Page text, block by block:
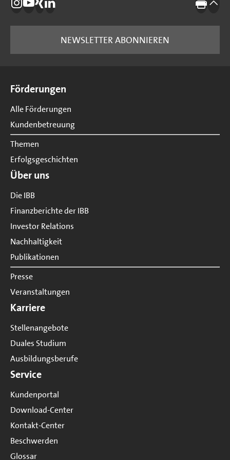
Die IBB auf Instagram
Die IBB auf YouTube
Die IBB auf Xing
Die IBB auf LinkedIn Drucken
NEWSLETTER ABONNIEREN
Förderungen
Alle Förderungen
Kundenbetreuung
Themen
Erfolgsgeschichten
Über uns
Die IBB
Finanzberichte der IBB
Investor Relations
Nachhaltigkeit
Publikationen
Presse
Veranstaltungen
Karriere
Stellenangebote
Duales Studium
Ausbildungsberufe
Service
Kundenportal
Download-Center
Kontakt-Center
Beschwerden
Glossar